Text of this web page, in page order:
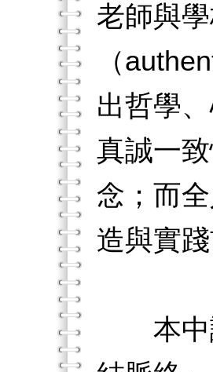
老師與
（
出哲學
真誠一
念；而
造與實
本中譯